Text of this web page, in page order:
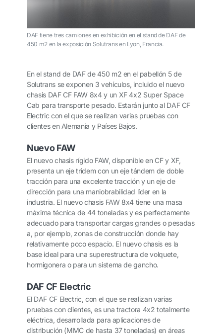
DAF tiene tres camiones en exhibición en el stand de DAF de
450 m2 en la exposición Solutrans en Lyon, Francia.
En el stand de DAF de 450 m2 en el pabellón 5 de
Solutrans se exponen 3 vehículos, incluido el nuevo
chasis DAF CF FAW 8x4 y un XF 4x2 Super Space
Cab para transporte pesado. Estarán junto al DAF CF
Electric con el que se realizan varias pruebas con
clientes en Alemania y Países Bajos.
Nuevo FAW
El nuevo chasis rígido FAW, disponible en CF y XF,
presenta un eje tridem con un eje tándem de doble
tracción para una excelente tracción y un eje de
dirección para una maniobrabilidad líder en la
industria. El nuevo chasis FAW 8x4 tiene una masa
máxima técnica de 44 toneladas y es perfectamente
adecuado para transportar cargas grandes o pesadas
a, por ejemplo, zonas de construcción donde hay
relativamente poco espacio. El nuevo chasis es la
base ideal para una superestructura de volquete,
hormigonera o para un sistema de gancho.
DAF CF Electric
El DAF CF Electric, con el que se realizan varias
pruebas con clientes, es una tractora 4x2 totalmente
eléctrica, desarrollada para aplicaciones de
distribución (MMC de hasta 37 toneladas) en áreas